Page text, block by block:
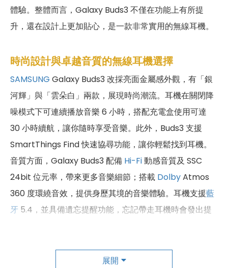
體驗。整體而言，Galaxy Buds3 不僅在功能上有所提
升，還在設計上更加貼心，是一款非常實用的無線耳機。
時尚設計與卓越音質的無線耳機選擇
SAMSUNG Galaxy Buds3 改採亮面金屬感外觀，有「銀
河輝」與「雲朵白」兩款，展現時尚潮流。耳機在關閉降
噪模式下可連續播放音樂 6 小時，搭配充電盒使用可達
30 小時續航，讓你隨時享受音樂。此外，Buds3 支援
SmartThings Find 快速協尋功能，讓你輕鬆找到耳機。
音質方面，Galaxy Buds3 配備 Hi-Fi動感音質及 SSC
24bit 位元率，帶來更多音樂細節；搭載 DolbyAtmos
360 度環繞音效，提供身歷其境的音樂體驗。耳機支援藍
牙 5.4，並具備遺忘提醒功能，忘記帶走耳機時會發出提
利性。整體而言，Galaxy Buds3 是一款兼具設計美感與
展開